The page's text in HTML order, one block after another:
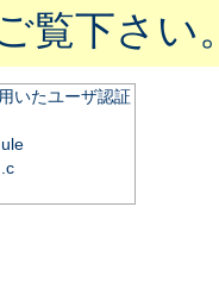
覧下さい
いたユーザ認証